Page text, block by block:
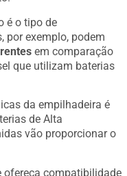
o tipo de
por exemplo, podem
em comparação
que utilizam baterias
da empilhadeira é
de Alta
vão proporcionar o
compatibilidade